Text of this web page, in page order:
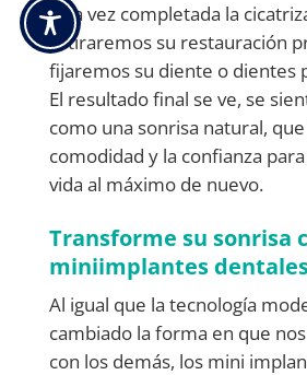
Una vez completada la
retiraremos su restauración
fijaremos su diente o dientes
El resultado final se ve, se
como una sonrisa natural,
comodidad y la confianza
vida al máximo de nuevo.
Transforme su sonrisa
miniimplantes
Al igual que la tecnología
cambiado la forma en que
con los demás, los mini